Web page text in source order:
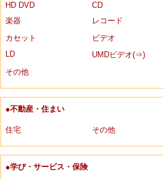
HD DVD
CD
楽器
レコード
カセット
ビデオ
LD
UMDビデオ(⇒)
その他
●不動産・住まい
住宅 その他
●学び・サービス・保険